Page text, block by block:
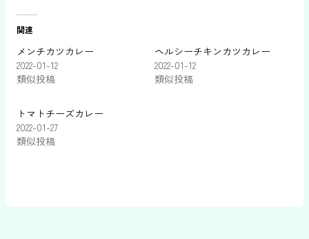
関連
メンチカツカレー
2022-01-12
類似投稿
ヘルシーチキンカツカレー
2022-01-12
類似投稿
トマトチーズカレー
2022-01-27
類似投稿